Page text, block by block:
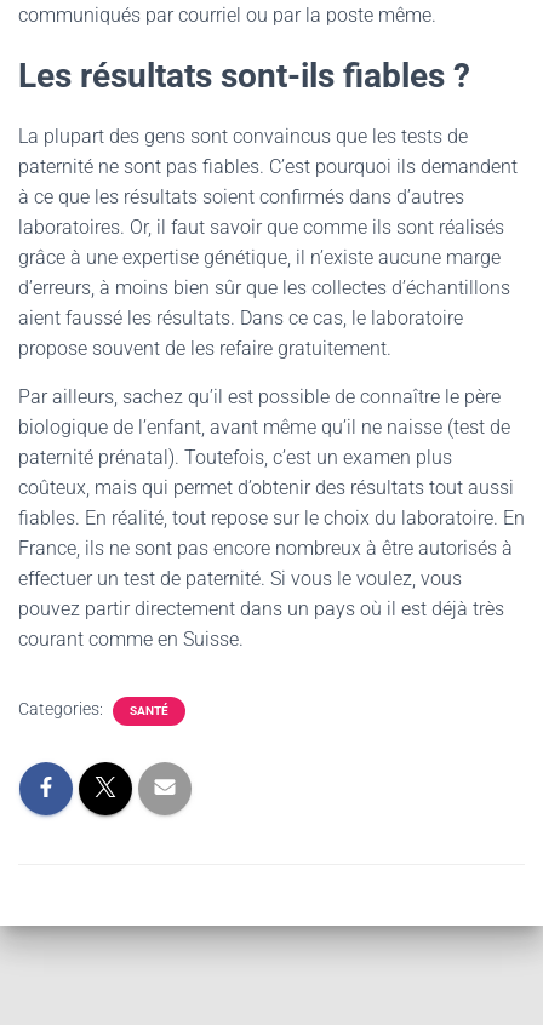
communiqués par courriel ou par la poste même.
Les résultats sont-ils fiables ?
La plupart des gens sont convaincus que les tests de
paternité ne sont pas fiables. C’est pourquoi ils demandent
à ce que les résultats soient confirmés dans d’autres
laboratoires. Or, il faut savoir que comme ils sont réalisés
grâce à une expertise génétique, il n’existe aucune marge
d’erreurs, à moins bien sûr que les collectes d’échantillons
aient faussé les résultats. Dans ce cas, le laboratoire
propose souvent de les refaire gratuitement.
Par ailleurs, sachez qu’il est possible de connaître le père
biologique de l’enfant, avant même qu’il ne naisse (test de
paternité prénatal). Toutefois, c’est un examen plus
coûteux, mais qui permet d’obtenir des résultats tout aussi
fiables. En réalité, tout repose sur le choix du laboratoire. En
France, ils ne sont pas encore nombreux à être autorisés à
effectuer un test de paternité. Si vous le voulez, vous
pouvez partir directement dans un pays où il est déjà très
courant comme en Suisse.
Categories: SANTÉ